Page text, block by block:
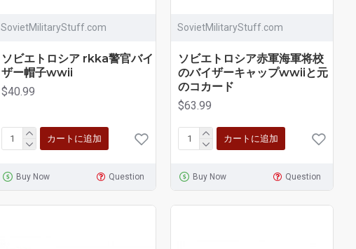
SovietMilitaryStuff.com
ソビエトロシア rkka警官バイ
ザー帽子wwii
$40.99
カートに追加
Buy Now Question
SovietMilitaryStuff.com
ソビエトロシア赤軍海軍将校
のバイザーキャップwwiiと元
のコカード
$63.99
カートに追加
Buy Now Question